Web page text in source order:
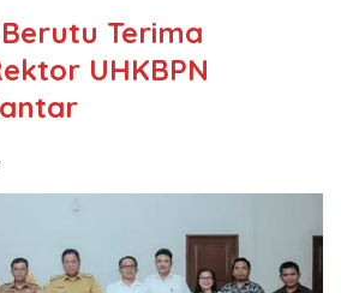
Terima
UHKBPN